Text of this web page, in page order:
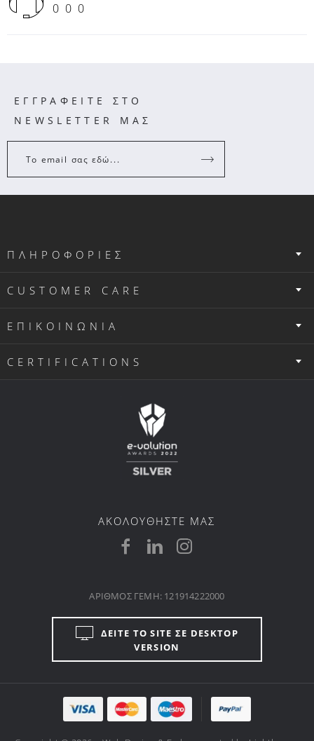
000
ΕΓΓΡΑΦΕΙΤΕ ΣΤΟ
NEWSLETTER ΜΑΣ
Το email σας εδώ...
ΠΛΗΡΟΦΟΡΙΕΣ
CUSTOMER CARE
ΕΠΙΚΟΙΝΩΝΙΑ
CERTIFICATIONS
ΑΚΟΛΟΥΘΗΣΤΕ ΜΑΣ
ΔΕΙΤΕ ΤΟ SITE ΣΕ DESKTOP
VERSION
ΑΡΙΘΜΟΣ ΓΕΜΗ: 121914222000